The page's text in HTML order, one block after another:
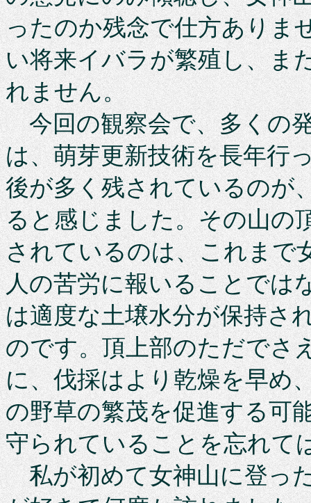
ったのか残念で仕方ありま
い将来イバラが繁殖し、ま
れません。
今回の観察会で、多くの
は、萌芽更新技術を長年行
後が多く残されているのが
ると感じました。その山の
されているのは、これまで
人の苦労に報いることでは
は適度な土壌水分が保持さ
のです。頂上部のただでさ
に、伐採はより乾燥を早め
の野草の繁茂を促進する可
守られていることを忘れて
私が初めて女神山に登っ